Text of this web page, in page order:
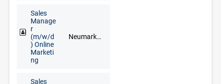
Sales
Manage
r
(m/w/d
) Online
Marketi
ng
Neumarkt in der Oberpfalz, Regensburg
Sales